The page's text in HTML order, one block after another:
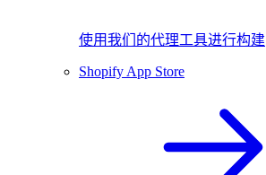
使用我们的代理工具进行构建
Shopify App Store